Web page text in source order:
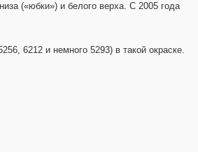
(«юбки») и белого верха. С 2005 года
6212 и немного 5293) в такой окраске.